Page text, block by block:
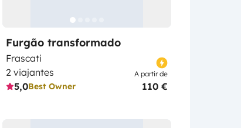
Furgão transformado
Frascati
2 viajantes
5,0Best Owner
A partir de
110 €